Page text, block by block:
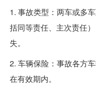
1. 事故类型：两车或多
括同等责任、主次责任
失。
2. 车辆保险：事故各方
在有效期内。